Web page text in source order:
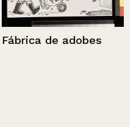
Fábrica de adobes